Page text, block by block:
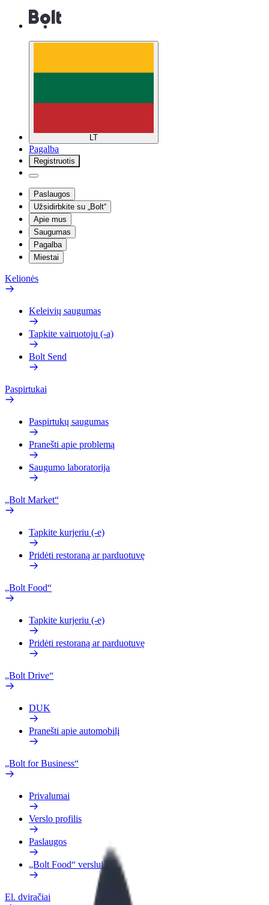
LT
Pagalba
Registruotis
Paslaugos
Užsidirbkite su „Bolt“
Apie mus
Saugumas
Pagalba
Miestai
Kelionės
Keleivių saugumas
Tapkite vairuotoju (-a)
Bolt Send
Paspirtukai
Paspirtukų saugumas
Pranešti apie problemą
Saugumo laboratorija
„Bolt Market“
Tapkite kurjeriu (-e)
Pridėti restoraną ar parduotuvę
„Bolt Food“
Tapkite kurjeriu (-e)
Pridėti restoraną ar parduotuvę
„Bolt Drive“
DUK
Pranešti apie automobilį
„Bolt for Business“
Privalumai
Verslo profilis
Paslaugos
„Bolt Food“ verslui
El. dviračiai